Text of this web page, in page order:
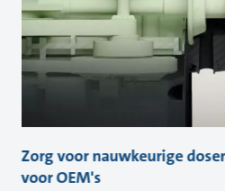
Zorg voor nauwkeurige
voor OEM's